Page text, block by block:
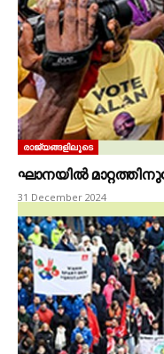
രാജ്യങ്ങളിലൂടെ
ഘാനയിൽ
31 December 2024